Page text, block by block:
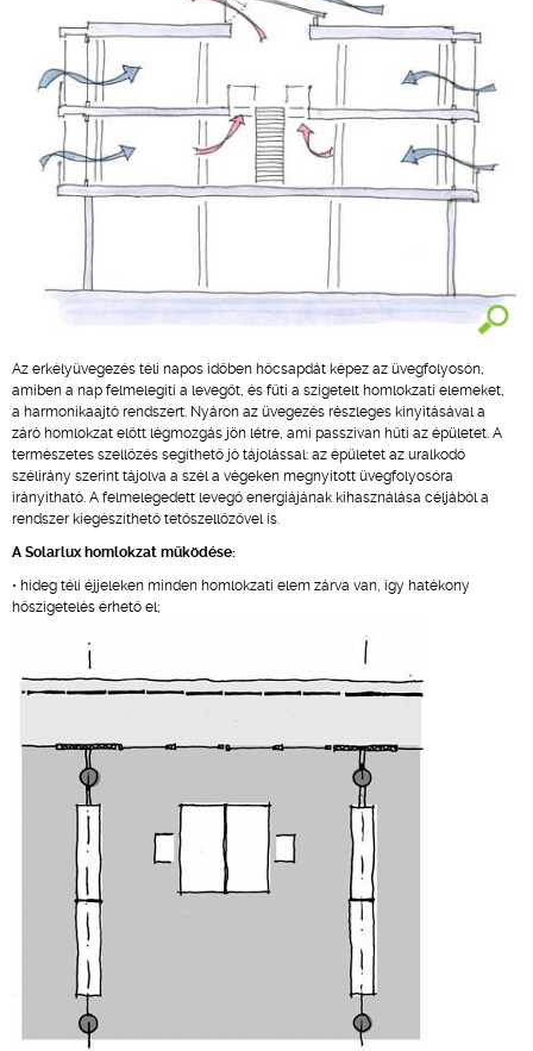
Az erkélyüvegezés téli napos időben hőcsapdát képez az üvegfolyosón,
amiben a nap felmelegíti a levegőt, és fűti a szigetelt homlokzati elemeket,
a harmonikaajtó rendszert. Nyáron az üvegezés részleges kinyitásával a
záró homlokzat előtt légmozgás jön létre, ami passzívan hűti az épületet. A
természetes szellőzés segíthető jó tájolással: az épületet az uralkodó
szélirány szerint tájolva a szél a végeken megnyitott üvegfolyosóra
irányítható. A felmelegedett levegő energiájának kihasználása céljából a
rendszer kiegészíthető tetőszellőzővel is.
A Solarlux homlokzat működése:
• hideg téli éjjeleken minden homlokzati elem zárva van, így hatékony
hőszigetelés érhető el;